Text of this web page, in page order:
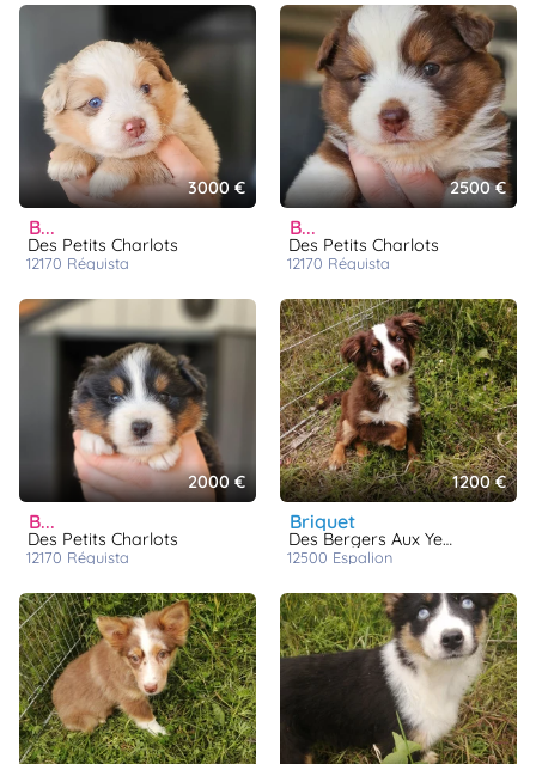
3000 €
b...
Des Petits Charlots
12170 réquista
2500 €
b...
Des Petits Charlots
12170 réquista
2000 €
b...
Des Petits Charlots
12170 réquista
1200 €
briquet
Des Bergers Aux Yeux Bleus Azur
12500 espalion